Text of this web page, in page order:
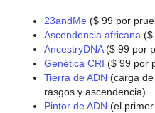
23andMe ($ 99 por
Ascendencia africana ($
AncestryDNA($ 99 por
Genética CRI ($ 99 por
Tierra de ADN (carga
rasgos y ascendencia)
Pintor de ADN (el